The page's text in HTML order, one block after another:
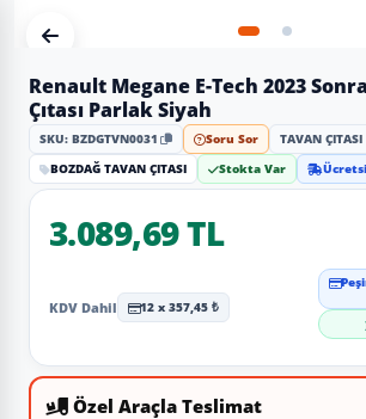
Renault Megane E-Tech 2023
Çıtası Parlak Siyah
SKU: BZDGTVN0031 Soru Sor
TAVAN ÇITASI
BOZDAĞ TAVAN ÇITASI
Stokta Var
3.089,69 TL
KDV Dahil 12 x 357,45 ₺
Özel Araçla Teslimat